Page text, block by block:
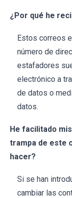
¿Por qué he
Estos correos
número de
estafadores
electrónico a
de datos o
datos.
He facilitado
trampa de este
hacer?
Si se han
cambiar las